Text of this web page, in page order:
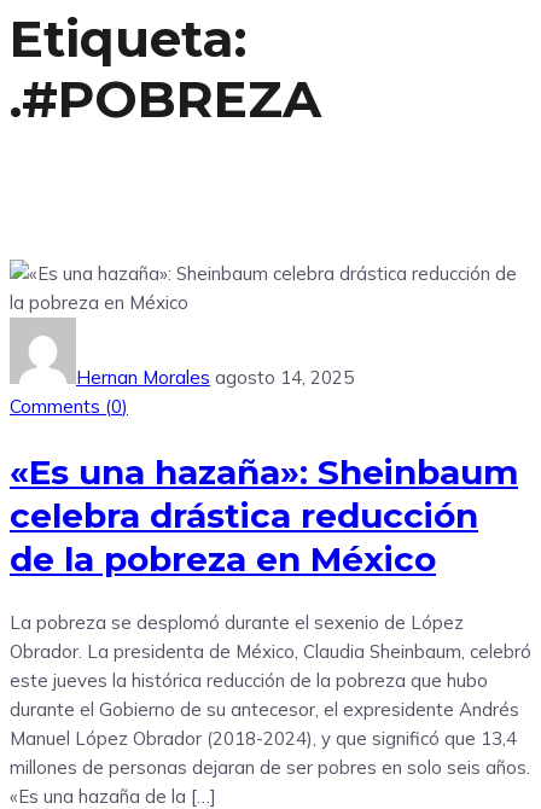
Etiqueta:
.#POBREZA
Hernan Morales agosto 14, 2025
Comments (0)
«Es una hazaña»: Sheinbaum
celebra drástica reducción
de la pobreza en México
La pobreza se desplomó durante el sexenio de López
Obrador. La presidenta de México, Claudia Sheinbaum, celebró
este jueves la histórica reducción de la pobreza que hubo
durante el Gobierno de su antecesor, el expresidente Andrés
Manuel López Obrador (2018-2024), y que significó que 13,4
millones de personas dejaran de ser pobres en solo seis años.
«Es una hazaña de la […]